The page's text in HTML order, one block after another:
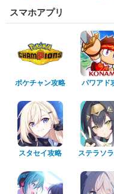
スマホアプリ
ポケチャン攻略 パワアド
スタセイ攻略 ステラソ